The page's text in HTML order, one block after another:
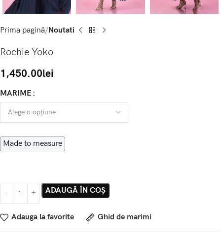
Prima pagină Noutati
Rochie Yoko
1,450.00lei
MARIME
Made to measure
ADAUGĂ ÎN COȘ
Adauga la favorite Ghid de marimi